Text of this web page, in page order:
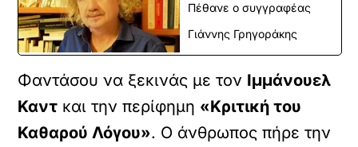
Πέθανε ο συγγραφέας
Γιάννης Γρηγοράκης
Φαντάσου να ξεκινάς με τον Ιμμάνουελ
Καντ και την περίφημη «Κριτική του
Καθαρού Λόγου». Ο άνθρωπος πήρε την